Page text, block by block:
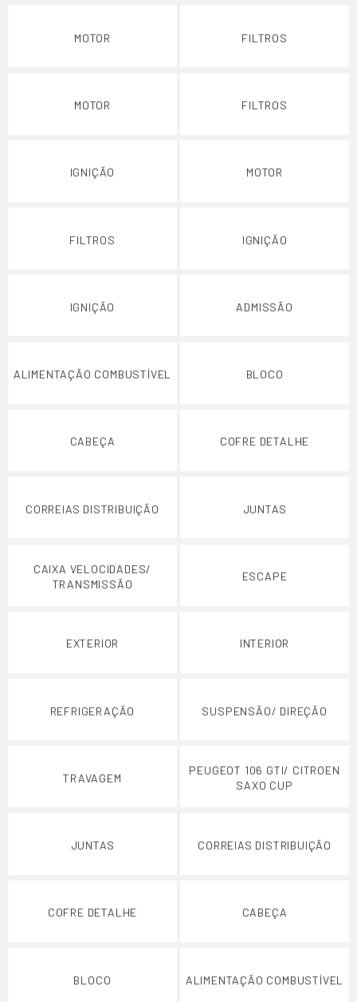
MOTOR FILTROS
MOTOR FILTROS
IGNIÇÃO MOTOR
FILTROS IGNIÇÃO
IGNIÇÃO ADMISSÃO
ALIMENTAÇÃO COMBUSTÍVEL BLOCO
CABEÇA COFRE DETALHE
CORREIAS DISTRIBUIÇÃO JUNTAS
CAIXA VELOCIDADES/
TRANSMISSÃO
ESCAPE
EXTERIOR INTERIOR
REFRIGERAÇÃO SUSPENSÃO/ DIREÇÃO
TRAVAGEM
PEUGEOT 106 GTI/ CITROEN
SAXO CUP
JUNTAS CORREIAS DISTRIBUIÇÃO
COFRE DETALHE CABEÇA
BLOCO ALIMENTAÇÃO COMBUSTÍVEL